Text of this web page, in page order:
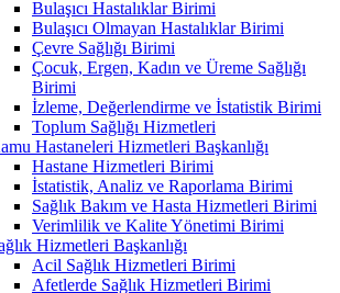
Bulaşıcı Hastalıklar Birimi
Bulaşıcı Olmayan Hastalıklar Birimi
Çevre Sağlığı Birimi
Çocuk, Ergen, Kadın ve Üreme Sağlığı
Birimi
İzleme, Değerlendirme ve İstatistik Birimi
Toplum Sağlığı Hizmetleri
Hastaneleri Hizmetleri Başkanlığı
Hastane Hizmetleri Birimi
İstatistik, Analiz ve Raporlama Birimi
Sağlık Bakım ve Hasta Hizmetleri Birimi
Verimlilik ve Kalite Yönetimi Birimi
Hizmetleri Başkanlığı
Acil Sağlık Hizmetleri Birimi
Afetlerde Sağlık Hizmetleri Birimi